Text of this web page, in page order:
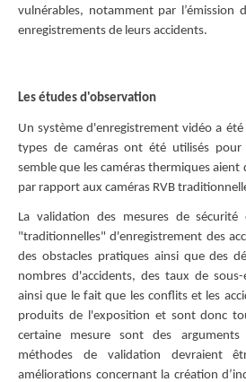
vulnérables, notamment par l’émission
enregistrements de leurs accidents.
Les études d'observation
Un système d'enregistrement vidéo a
types de caméras ont été utilisés
semble que les caméras thermiques aient
par rapport aux caméras RVB
La validation des mesures de
"traditionnelles" d'enregistrement des
des obstacles pratiques ainsi que des
nombres d'accidents, des taux de
ainsi que le fait que les conflits et les
produits de l'exposition et sont donc
certaine mesure sont des
méthodes de validation devraient
améliorations concernant la création